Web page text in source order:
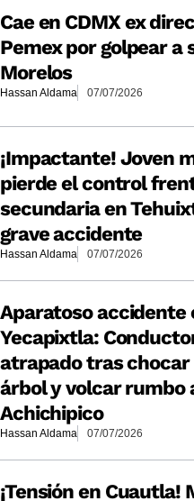
Cae en CDMX ex
Pemex por golpear a
Morelos
Hassan Aldama 07/07/2026
¡Impactante! Joven
pierde el control
secundaria en
grave accidente
Hassan Aldama 07/07/2026
Aparatoso accidente
Yecapixtla:
atrapado tras
árbol y volcar rumbo
Achichipico
Hassan Aldama 07/07/2026
¡Tensión en Cuautla!